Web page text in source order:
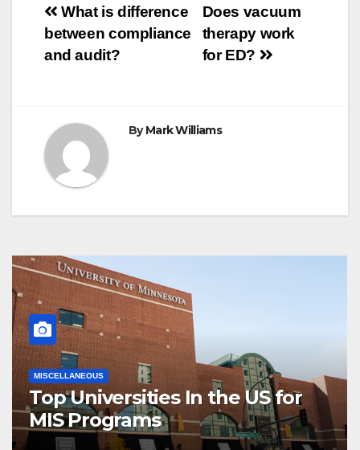
o
r
e
t
p
g
r
a
Post
navigation
Does vacuum
therapy work
for ED?
What is difference
between compliance
and audit?
ByMark Williams
MISCELLANEOUS
Top Universities In the US for
MIS Programs